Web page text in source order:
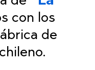
con los
de